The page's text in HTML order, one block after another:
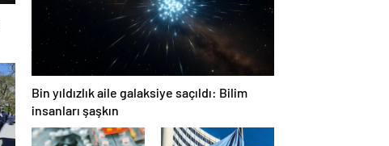
Bin yıldızlık aile galaksiye saçıldı: Bilim
insanları şaşkın